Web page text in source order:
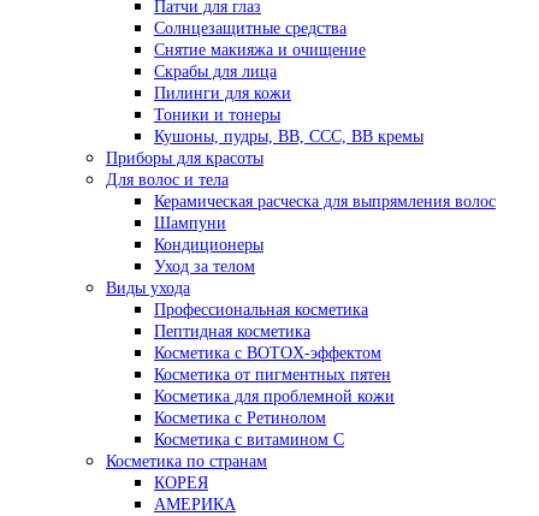
Патчи для глаз
Солнцезащитные средства
Снятие макияжа и очищение
Скрабы для лица
Пилинги для кожи
Тоники и тонеры
Кушоны, пудры, ВВ, ССС, ВВ кремы
Приборы для красоты
Для волос и тела
Керамическая расческа для выпрямления волос
Шампуни
Кондиционеры
Уход за телом
Виды ухода
Профессиональная косметика
Пептидная косметика
Косметика с BOTOX-эффектом
Косметика от пигментных пятен
Косметика для проблемной кожи
Косметика с Ретинолом
Косметика с витамином С
Косметика по странам
КОРЕЯ
АМЕРИКА